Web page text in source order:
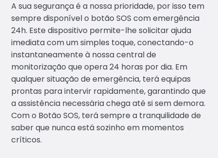
A sua segurança é a nossa prioridade, por isso tem
sempre disponível o botão SOS com emergência
24h. Este dispositivo permite-lhe solicitar ajuda
imediata com um simples toque, conectando-o
instantaneamente à nossa central de
monitorização que opera 24 horas por dia. Em
qualquer situação de emergência, terá equipas
prontas para intervir rapidamente, garantindo que
a assistência necessária chega até si sem demora.
Com o Botão SOS, terá sempre a tranquilidade de
saber que nunca está sozinho em momentos
críticos.